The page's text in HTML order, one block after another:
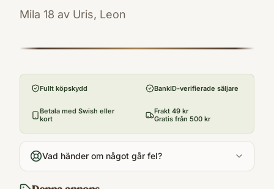
Mila 18 av Uris, Leon
9789137093048
Forum
Utgivningsår
1987
Antal sidor
575
Språk
Fullt köpskydd BankID-verifierade säljare
Betala med Swish eller
kort
Frakt 49 kr
Gratis från 500 kr
Vad händer om något går fel?